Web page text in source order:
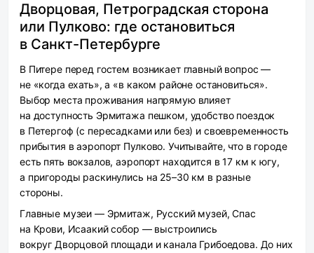
Дворцовая, Петроградская сторона
или Пулково: где остановиться
в Санкт-Петербурге
В Питере перед гостем возникает главный вопрос —
не «когда ехать», а «в каком районе остановиться».
Выбор места проживания напрямую влияет
на доступность Эрмитажа пешком, удобство поездок
в Петергоф (с пересадками или без) и своевременность
прибытия в аэропорт Пулково. Учитывайте, что в городе
есть пять вокзалов, аэропорт находится в 17 км к югу,
а пригороды раскинулись на 25–30 км в разные
стороны.
Главные музеи — Эрмитаж, Русский музей, Спас
на Крови, Исаакий собор — выстроились
вокруг Дворцовой площади и канала Грибоедова. До них